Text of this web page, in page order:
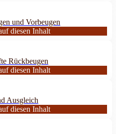
und Vorbeugen
diesen Inhalt
Rückbeugen
diesen Inhalt
Ausgleich
diesen Inhalt